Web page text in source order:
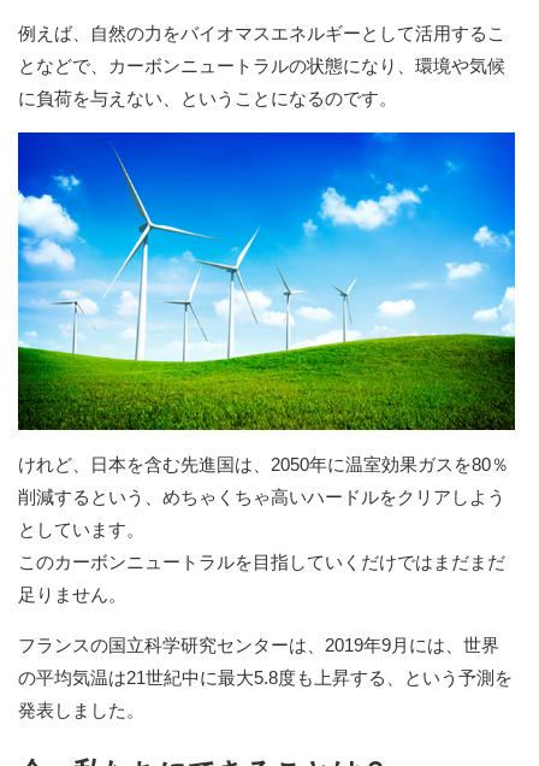
例えば、自然の力をバイオマスエネルギーとして活用するこ
となどで、カーボンニュートラルの状態になり、環境や気候
に負荷を与えない、ということになるのです。
けれど、日本を含む先進国は、2050年に温室効果ガスを80％
削減するという、めちゃくちゃ高いハードルをクリアしよう
としています。
このカーボンニュートラルを目指していくだけではまだまだ
足りません。
フランスの国立科学研究センターは、2019年9月には、世界
の平均気温は21世紀中に最大5.8度も上昇する、という予測を
発表しました。